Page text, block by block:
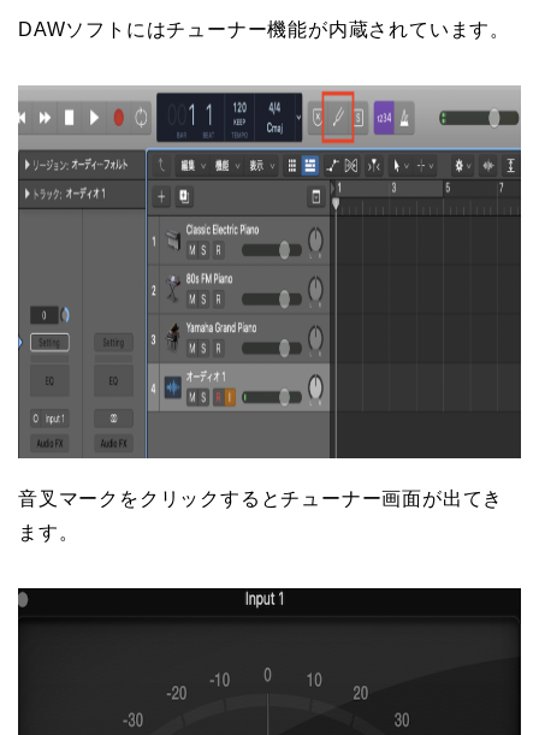
DAWソフトにはチューナー機能が内蔵されています。
音叉マークをクリックするとチューナー画面が出てき
ます。